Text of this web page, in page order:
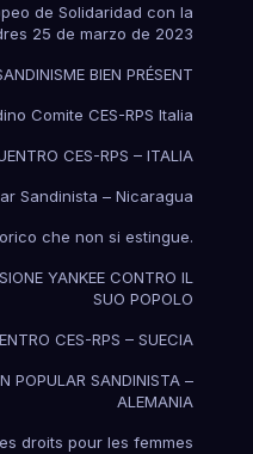
de Solidaridad con la
25 de marzo de 2023
BIEN PRÉSENT
Comite CES-RPS Italia
CES-RPS – ITALIA
Sandinista – Nicaragua
che non si estingue.
YANKEE CONTRO IL
SUO POPOLO
CES-RPS – SUECIA
POPULAR SANDINISTA –
ALEMANIA
droits pour les femmes